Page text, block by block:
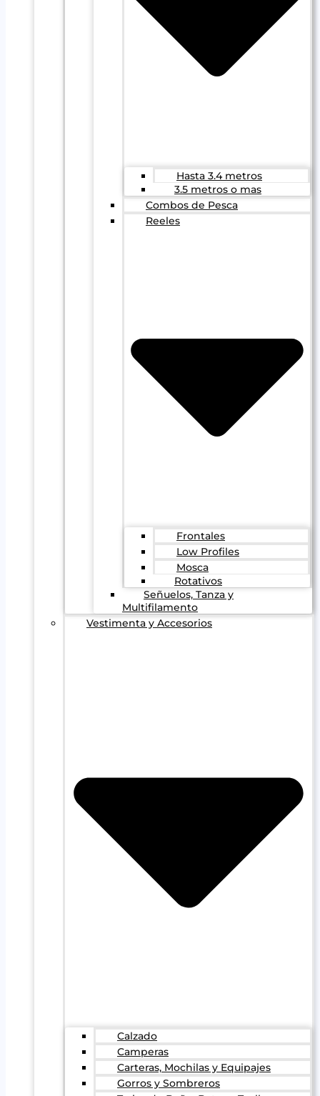
Hasta 3.4 metros
3.5 metros o mas
Combos de Pesca
Reeles
Frontales
Low Profiles
Mosca
Rotativos
Señuelos, Tanza y
Multifilamento
Vestimenta y Accesorios
Calzado
Camperas
Carteras, Mochilas y Equipajes
Gorros y Sombreros